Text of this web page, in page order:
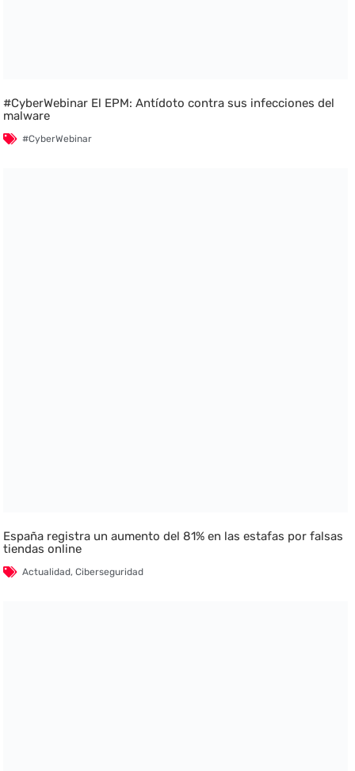
#CyberWebinar El EPM: Antídoto contra sus infecciones del
malware
#CyberWebinar
España registra un aumento del 81% en las estafas por falsas
tiendas online
Actualidad,Ciberseguridad